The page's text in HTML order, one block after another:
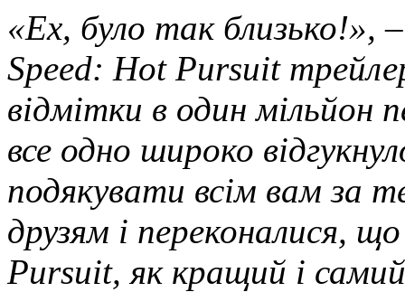
«Ех, було так близько!»,
Speed: Hot Pursuit
відмітки в один мільйон
все одно широко
подякувати всім вам за
друзям і переконалися,
Pursuit, як кращий і